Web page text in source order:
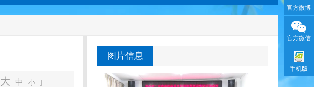
官方微博
官方微信
手机版
大 中 小 ]
图片信息